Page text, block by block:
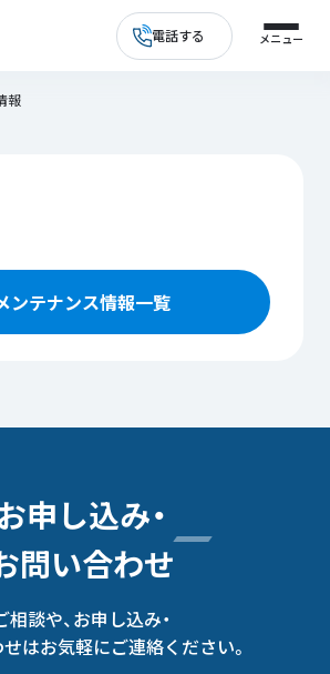
電話する
報
ンテナンス情報一覧
申し込み・
問い合わせ
相談や、お申し込み・
はお気軽にご連絡ください。